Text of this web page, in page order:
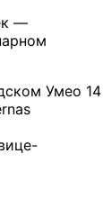
—
Умео 14